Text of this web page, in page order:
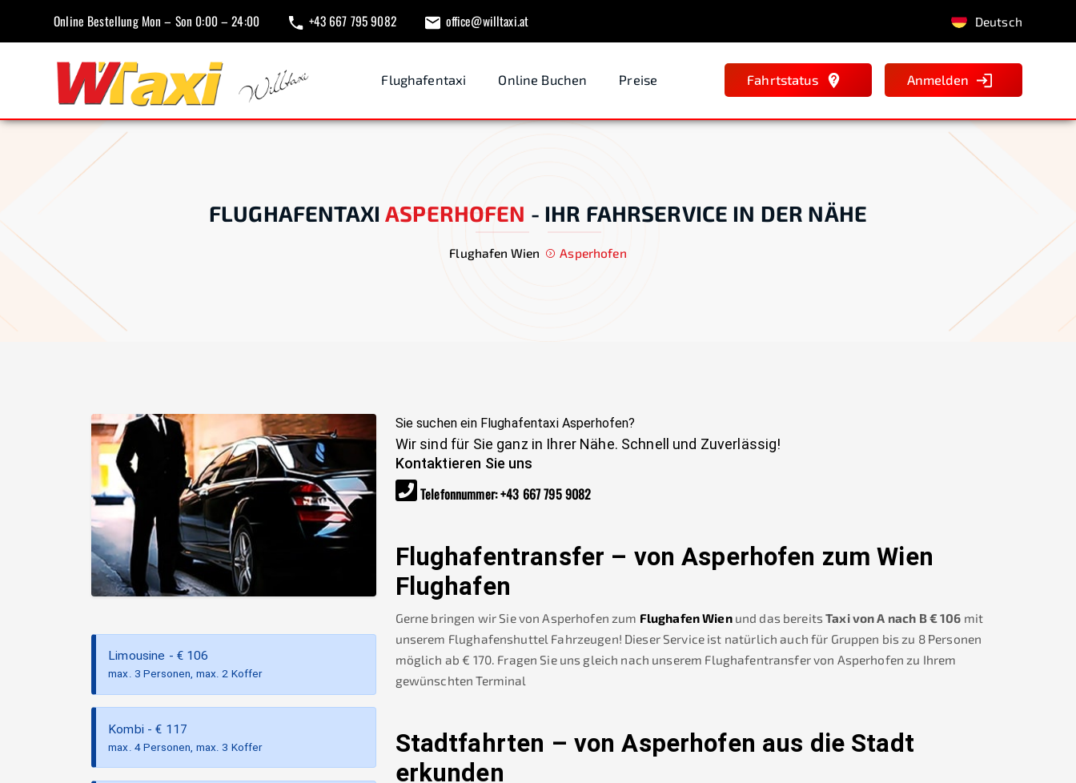
Online Bestellung Mon – Son 0:00 – 24:00 +43 667 795 9082 office@willtaxi.at Deutsch
Flughafentaxi Online Buchen Preise Fahrtstatus Anmelden
FLUGHAFENTAXI ASPERHOFEN - IHR FAHRSERVICE IN DER NÄHE
Flughafen Wien Asperhofen
Limousine - € 106
max. 3 Personen, max. 2 Koffer
Kombi - € 117
max. 4 Personen, max. 3 Koffer
Sie suchen ein Flughafentaxi Asperhofen?
Wir sind für Sie ganz in Ihrer Nähe. Schnell und Zuverlässig!
Kontaktieren Sie uns
Telefonnummer:+43 667 795 9082
Flughafentransfer – vonAsperhofen zum Wien
Flughafen
Gerne bringen wir Sie von Asperhofen zum Flughafen Wien und das bereits Taxi von A nach B€106 mit
unserem Flughafenshuttel Fahrzeugen! Dieser Service ist natürlich auch für Gruppen bis zu 8 Personen
möglich ab € 170. Fragen Sie uns gleich nach unserem Flughafentransfer von Asperhofen zu Ihrem
gewünschten Terminal
Stadtfahrten – von Asperhofen aus die Stadt
erkunden